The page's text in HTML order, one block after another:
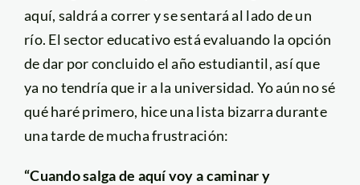
aquí, saldrá a correr y se sentará al lado de un
río. El sector educativo está evaluando la opción
de dar por concluido el año estudiantil, así que
ya no tendría que ir a la universidad. Yo aún no sé
qué haré primero, hice una lista bizarra durante
una tarde de mucha frustración:
“Cuando salga de aquí voy a caminar y